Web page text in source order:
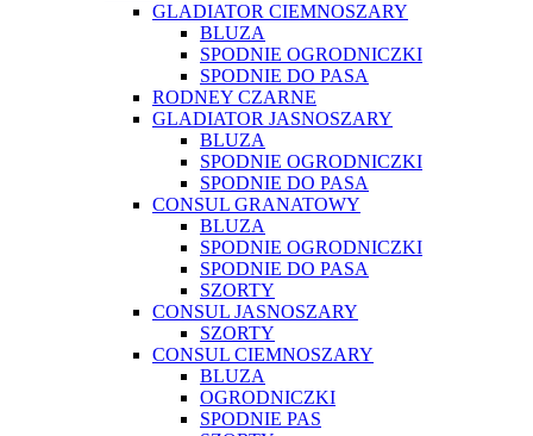
GLADIATOR CIEMNOSZARY
BLUZA
SPODNIE OGRODNICZKI
SPODNIE DO PASA
RODNEY CZARNE
GLADIATOR JASNOSZARY
BLUZA
SPODNIE OGRODNICZKI
SPODNIE DO PASA
CONSUL GRANATOWY
BLUZA
SPODNIE OGRODNICZKI
SPODNIE DO PASA
SZORTY
CONSUL JASNOSZARY
SZORTY
CONSUL CIEMNOSZARY
BLUZA
OGRODNICZKI
SPODNIE PAS